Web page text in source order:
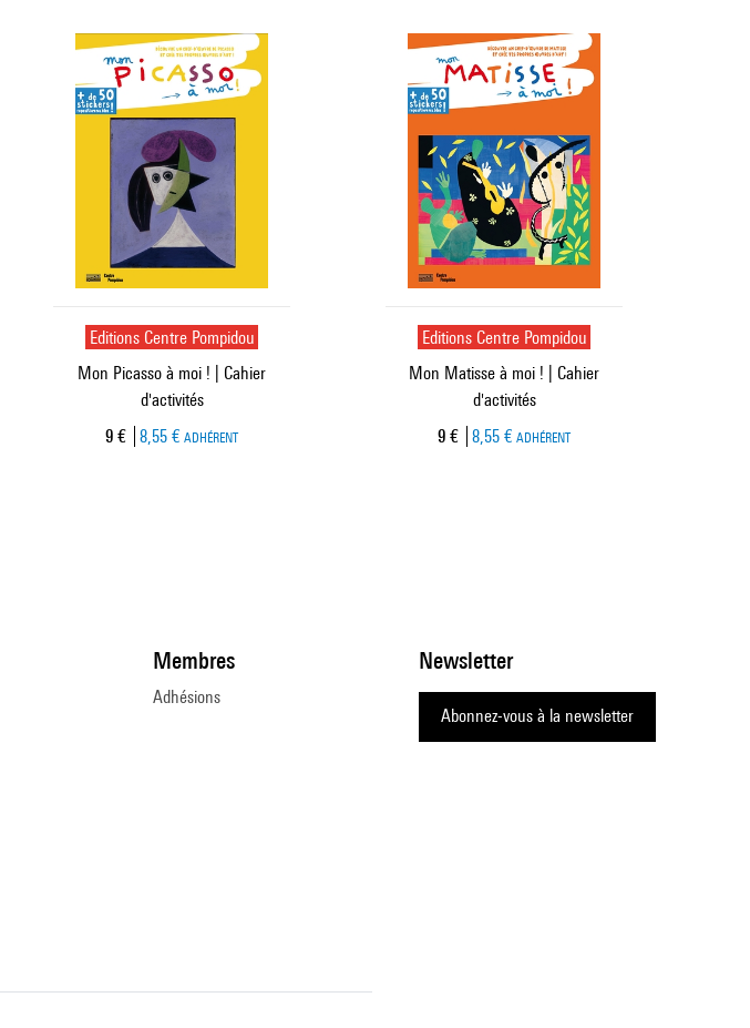
Editions Centre Pompidou
Mon Picasso à moi ! | Cahier
d'activités
Prix ​​actuel
9 € 8,55 € ADHÉRENT
Editions Centre Pompidou
Mon Matisse à moi ! | Cahier
d'activités
Prix ​​actuel
9 € 8,55 € ADHÉRENT
Newsletter
Abonnez-vous à la newsletter
Membres
Adhésions